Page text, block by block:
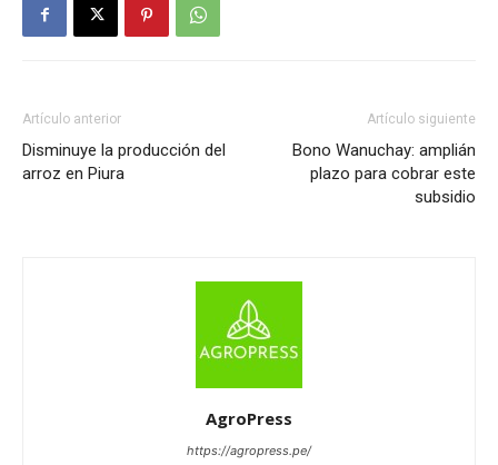
Artículo anterior
Disminuye la producción del
arroz en Piura
Artículo siguiente
Bono Wanuchay: amplián
plazo para cobrar este
subsidio
AgroPress
https://agropress.pe/